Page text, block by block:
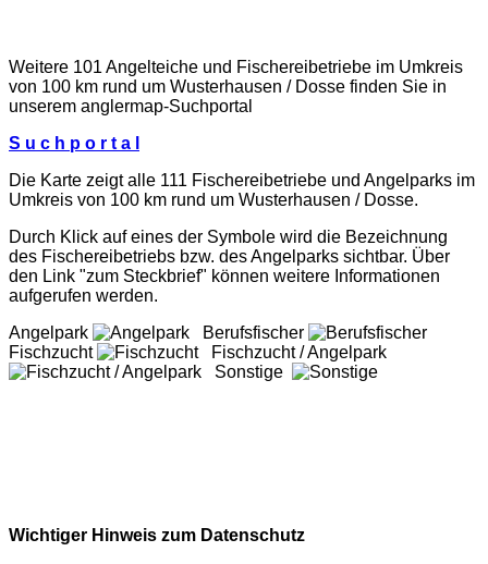
Weitere 101 Angelteiche und Fischereibetriebe im Umkreis
von 100 km rund um Wusterhausen / Dosse finden Sie in
unserem anglermap-Suchportal
S u c h p o r t a l
Die Karte zeigt alle 111 Fischereibetriebe und Angelparks im
Umkreis von 100 km rund um Wusterhausen / Dosse.
Durch Klick auf eines der Symbole wird die Bezeichnung
des Fischereibetriebs bzw. des Angelparks sichtbar. Über
den Link "zum Steckbrief" können weitere Informationen
aufgerufen werden.
Angelpark
Berufsfischer
Fischzucht
Fischzucht / Angelpark
Sonstige
Wichtiger Hinweis zum Datenschutz